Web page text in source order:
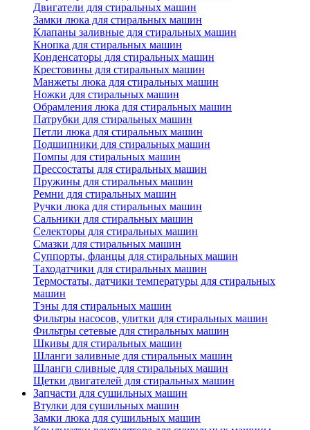
Двигатели для стиральных машин
Замки люка для стиральных машин
Клапаны заливные для стиральных машин
Кнопка для стиральных машин
Конденсаторы для стиральных машин
Крестовины для стиральных машин
Манжеты люка для стиральных машин
Ножки для стиральных машин
Обрамления люка для стиральных машин
Патрубки для стиральных машин
Петли люка для стиральных машин
Подшипники для стиральных машин
Помпы для стиральных машин
Прессостаты для стиральных машин
Пружины для стиральных машин
Ремни для стиральных машин
Ручки люка для стиральных машин
Сальники для стиральных машин
Селекторы для стиральных машин
Смазки для стиральных машин
Суппорты, фланцы для стиральных машин
Таходатчики для стиральных машин
Термостаты, датчики температуры для стиральных
машин
Тэны для стиральных машин
Фильтры насосов, улитки для стиральных машин
Фильтры сетевые для стиральных машин
Шкивы для стиральных машин
Шланги заливные для стиральных машин
Шланги сливные для стиральных машин
Щетки двигателей для стиральных машин
Запчасти для сушильных машин
Втулки для сушильных машин
Замки люка для сушильных машин